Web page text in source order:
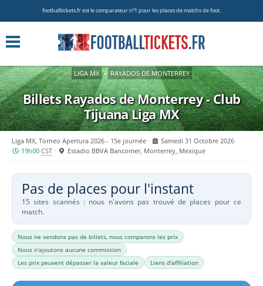
footballtickets.fr est le comparateur nº1 pour les places de matchs de foot.
LIGA MX » RAYADOS DE MONTERREY
Billets Rayados de Monterrey - Club
TijuanaLiga MX
Liga MX, Torneo Apertura 2026 - 15e journée
Samedi 31 Octobre 2026
19h00CST Estadio BBVA Bancomer, Monterrey, Mexique
Pas de places pour l'instant
15 sites scannés : nous n'avons pas trouvé de places pour ce
match.
Nous ne vendons pas de billets, nous comparons les prix
Nous n'ajoutons aucune commission
Les prix peuvent dépasser la valeur faciale
Liens d'affiliation